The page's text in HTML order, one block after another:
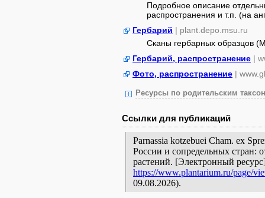
Подробное описание
распространения и т.п. (на
Гербарий | plant.depo.msu.ru
Сканы гербарных образцов
Гербарий, распространение |
Фото, распространение |
Ресурсы по родительским
Ссылки для публикаций
Parnassia kotzebuei Cham. ex
России и сопредельных стран:
растений. [Электронный
https://www.plantarium.ru/page/
09.08.2026).